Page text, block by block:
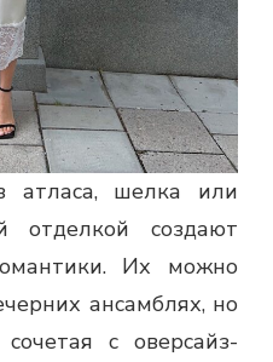
атласа, шелка или
отделкой создают
Их можно
ансамблях, но
с оверсайз-